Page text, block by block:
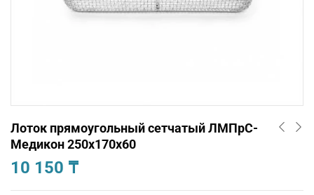
Лоток прямоугольный сетчатый ЛМПрС-
Медикон 250х170х60
10 150 ₸